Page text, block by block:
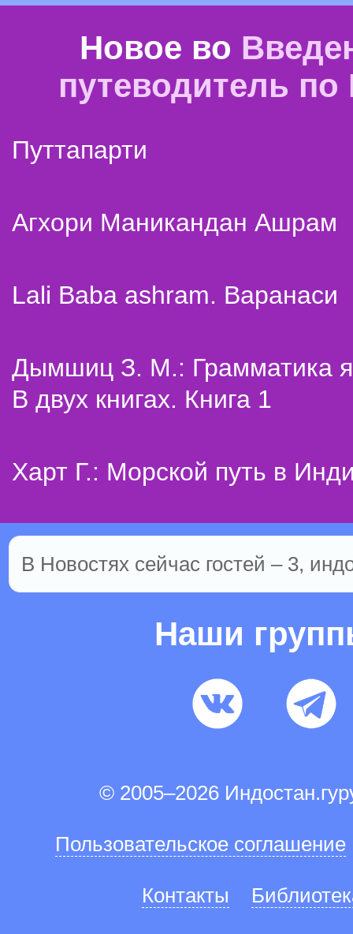
Новое во
путеводитель
Путтапарти
Агхори Маникандан Ашрам
Lali Baba ashram. Варанаси
Дымшиц З. М.: Грамматика
В двух книгах. Книга 1
Харт Г.: Морской путь в
В Новостях сейчас гостей – 3,
Наши
© 2005–2026
Пользовательское соглашение
Контакты